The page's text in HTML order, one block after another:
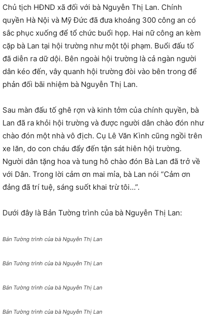
Chủ tịch HĐND xã đối với bà Nguyễn Thị Lan. Chính
quyền Hà Nội và Mỹ Đức đã đưa khoảng 300 công an có
sắc phục xuống để tổ chức buổi họp. Hai nữ công an kèm
cặp bà Lan tại hội trường như một tội phạm. Buổi đấu tố
đã diễn ra dữ dội. Bên ngoài hội trường là cả ngàn người
dân kéo đến, vây quanh hội trường đòi vào bên trong để
phản đối bãi nhiệm bà Nguyễn Thị Lan.
Sau màn đấu tố ghê rợn và kinh tởm của chính quyền, bà
Lan đã ra khỏi hội trường và được người dân chào đón như
chào đón một nhà vô địch. Cụ Lê Văn Kình cũng ngồi trên
xe lăn, do con cháu đẩy đến tận sát hiên hội trường.
Người dân tặng hoa và tung hô chào đón Bà Lan đã trở về
với Dân. Trong lời cảm ơn mai mỉa, bà Lan nói “Cảm ơn
đảng đã trí tuệ, sáng suốt khai trừ tôi…”.
Dưới đây là Bản Tường trình của bà Nguyễn Thị Lan:
Bản Tường trình của bà Nguyễn Thị Lan
Bản Tường trình của bà Nguyễn Thị Lan
Bản Tường trình của bà Nguyễn Thị Lan
Bản Tường trình của bà Nguyễn Thị Lan